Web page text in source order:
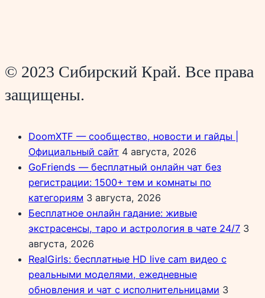
© 2023 Сибирский Край. Все права
защищены.
DoomXTF — сообщество, новости и гайды |
Официальный сайт 4 августа, 2026
GoFriends — бесплатный онлайн чат без
регистрации: 1500+ тем и комнаты по
категориям 3 августа, 2026
Бесплатное онлайн гадание: живые
экстрасенсы, таро и астрология в чате 24/7 3
августа, 2026
RealGirls: бесплатные HD live cam видео с
реальными моделями, ежедневные
обновления и чат с исполнительницами 3